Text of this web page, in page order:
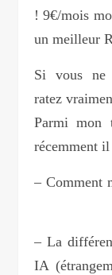
! 9€/mois
un meilleur
Si vous
ratez
Parmi mon
récemment
– Comment
– La
IA